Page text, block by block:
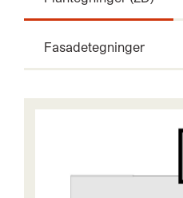
Fasadetegninger